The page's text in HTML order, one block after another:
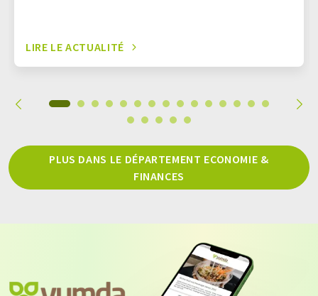
LIRE LE ACTUALITÉ
PLUS DANS LE DÉPARTEMENT ECONOMIE &
FINANCES